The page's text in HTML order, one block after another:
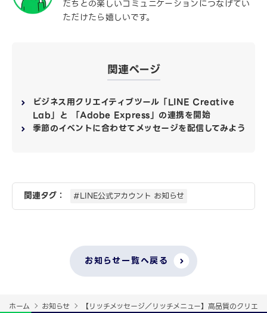
だちとの楽しいコミュニケーションにつなげてい
ただけたら嬉しいです。
関連ページ
ビジネス用クリエイティブツール「LINE Creative
Lab」と 「Adobe Express」の連携を開始
季節のイベントに合わせてメッセージを配信してみよう
関連タグ： #LINE公式アカウント お知らせ
お知らせ一覧へ戻る
ホーム お知らせ 【リッチメッセージ／リッチメニュー】高品質のクリエ